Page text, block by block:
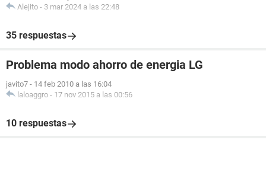
Alejito - 3 mar 2024 a las 22:48
35 respuestas
Problema modo ahorro de energia LG
javito7 - 14 feb 2010 a las 16:04
laloaggro - 17 nov 2015 a las 00:56
10 respuestas